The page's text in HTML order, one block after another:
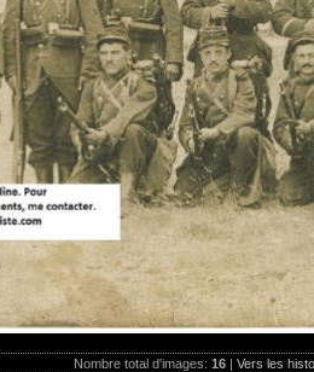
Nombre total d'images: 16 | Vers les